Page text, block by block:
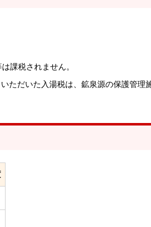
課税されません。
ただいた入湯税は、鉱泉源の保護管理